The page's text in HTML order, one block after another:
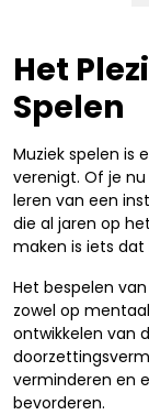
Het
Spelen
Muziek spelen is
verenigt. Of je
leren van een
die al jaren op
maken is iets dat
Het bespelen
zowel op
ontwikkelen van
verminderen en
bevorderen.